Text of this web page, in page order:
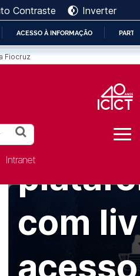
Instituto de
IR
PARA
ACESSO À INFORMAÇÃO
Fiocruz
Contraste Inverter
Intranet
Porto
com